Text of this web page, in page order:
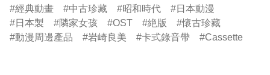
經典動畫
中古珍藏 昭和時代
日本動漫
日本製
隣家女孩 OST 絶版
懷古珍藏
動漫周邊產品
岩崎良美 卡式錄音帶 Cassette